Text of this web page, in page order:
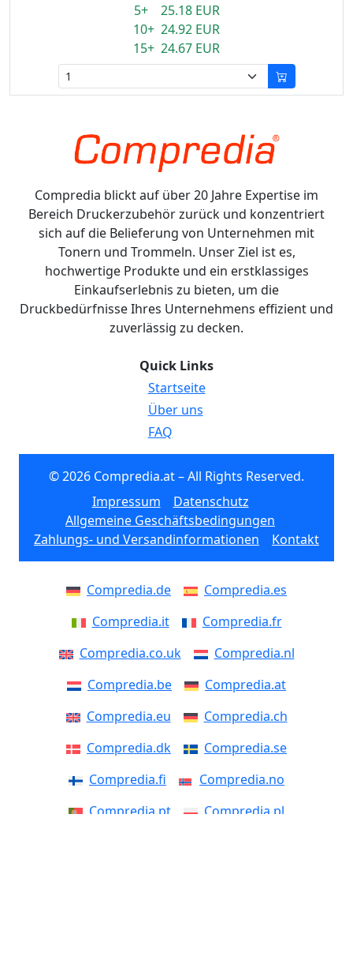
5+ 25.18 EUR
10+ 24.92 EUR
15+ 24.67 EUR
Compredia blickt auf über 20 Jahre Expertise im
Bereich Druckerzubehör zurück und konzentriert
sich auf die Belieferung von Unternehmen mit
Tonern und Trommeln. Unser Ziel ist es,
hochwertige Produkte und ein erstklassiges
Einkaufserlebnis zu bieten, um die
Druckbedürfnisse Ihres Unternehmens effizient und
zuverlässig zu decken.
Quick Links
Startseite
Über uns
FAQ
© 2026 Compredia.at – All Rights Reserved.
Impressum
Datenschutz
Allgemeine Geschäftsbedingungen
Zahlungs- und Versandinformationen
Kontakt
Compredia.de
Compredia.es
Compredia.it
Compredia.fr
Compredia.co.uk
Compredia.nl
Compredia.be
Compredia.at
Compredia.eu
Compredia.ch
Compredia.dk
Compredia.se
Compredia.fi
Compredia.no
Compredia.pt
Compredia.pl